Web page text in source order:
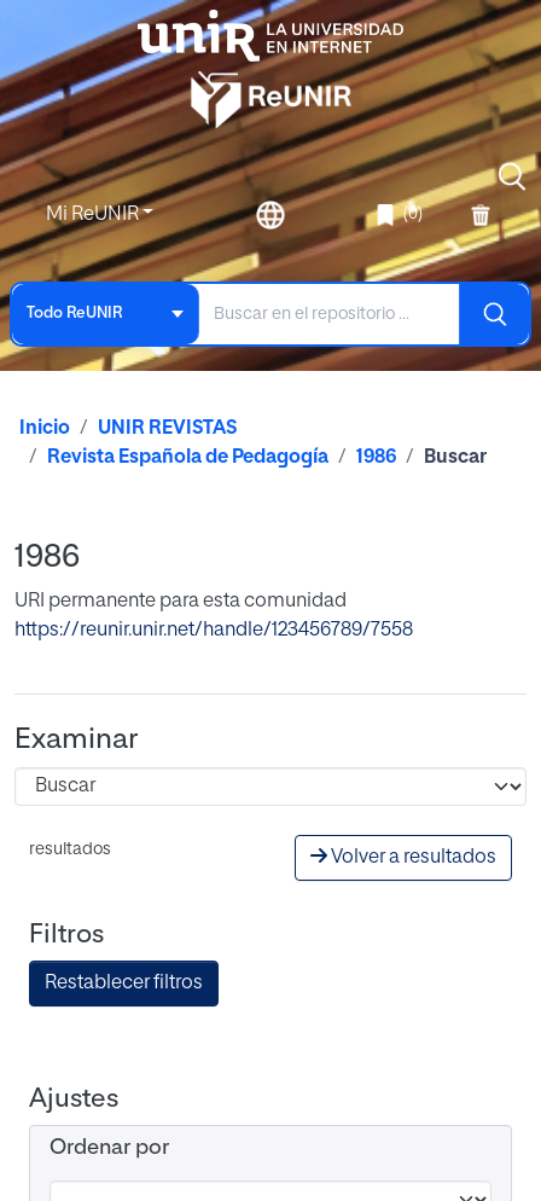
Mi ReUNIR (0)
Todo ReUNIR
Inicio
UNIR REVISTAS
Revista Española de Pedagogía
1986 Buscar
1986
URI permanente para esta comunidad
https://reunir.unir.net/handle/123456789/7558
Examinar
resultados Volver a resultados
Filtros
Restablecer filtros
Ajustes
Ordenar por